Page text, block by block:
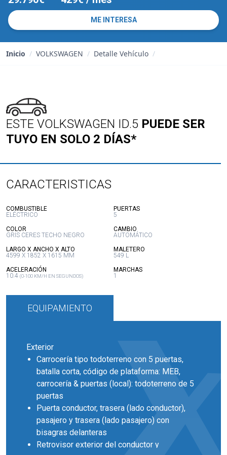
ME INTERESA
Inicio / VOLKSWAGEN / Detalle Vehículo /
ESTE VOLKSWAGEN ID.5 PUEDE SER
TUYO EN SOLO 2 DÍAS*
CARACTERISTICAS
COMBUSTIBLE:
ELÉCTRICO
PUERTAS:
5
COLOR
GRIS CERES TECHO NEGRO
CAMBIO
AUTOMÁTICO
LARGO X ANCHO X ALTO
4599 X 1852 X 1615 MM
MALETERO
549 L
ACELERACIÓN
10.4 (0-100 KM/H EN SEGUNDOS)
MARCHAS:
1
EQUIPAMIENTO
Exterior
Carrocería tipo todoterreno con 5 puertas,
batalla corta, código de plataforma: MEB,
carrocería & puertas (local): todoterreno de 5
puertas
Puerta conductor, trasera (lado conductor),
pasajero y trasera (lado pasajero) con
bisagras delanteras
Retrovisor exterior del conductor y